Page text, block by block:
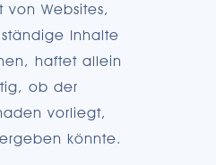
Websites,
Inhalte
haftet allein
ob der
vorliegt,
könnte.